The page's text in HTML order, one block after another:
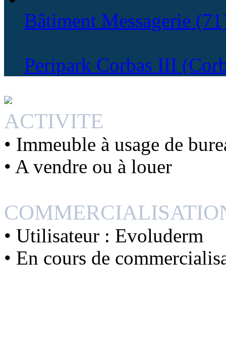
Bâtiment Messagerie
Peripark Corbas III
ACTIVITE
• Immeuble à usage de
• A vendre ou à louer
• Utilisateur : Evoluderm
• En cours de